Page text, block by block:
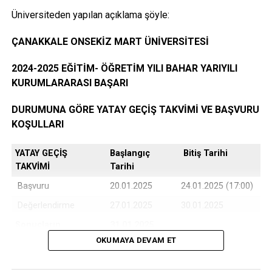
Öğrencinin yerleştiği yıldaki LYS ve ÖSYS Sonuç
ÖSYM Yerleştirme Belgesi. (İnternet çıktısı)
DGS ile yerleşen öğrencilerin DGS Sonuç belgesi
Kayıtlı olduğu Üniversiteye ait öğrenci belgesi (son
6 ay içerisinde alınmış olması ve öğrenci
Üniversiteden yapılan açıklama şöyle:
ÇANAKKALE ONSEKİZ MART ÜNİVERSİTESİ
2024-2025 EĞİTİM- ÖĞRETİM YILI BAHAR YARIYILI
KURUMLARARASI BAŞARI
DURUMUNA GÖRE YATAY GEÇİŞ TAKVİMİ VE BAŞVURU
KOŞULLARI
YATAY GEÇİŞ
TAKVİMİ
Başlangıç
Tarihi
Bitiş Tarihi
Başvuru 20.01.2025
24.01.2025 (17:00)
OKUMAYA DEVAM ET